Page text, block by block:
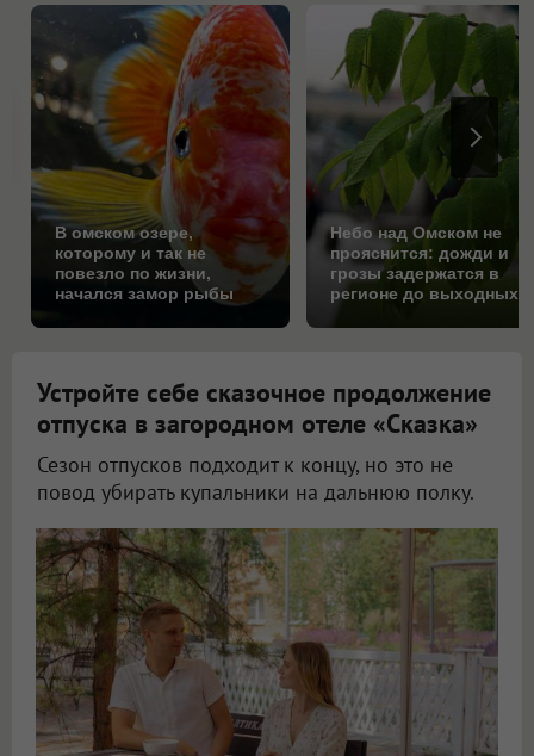
В омском озере,
которому и так не
повезло по жизни,
начался замор рыбы
Небо над Омском не
прояснится: дожди и
грозы задержатся в
регионе до выходных
Устройте себе сказочное продолжение
отпуска в загородном отеле «Сказка»
Сезон отпусков подходит к концу, но это не
повод убирать купальники на дальнюю полку.